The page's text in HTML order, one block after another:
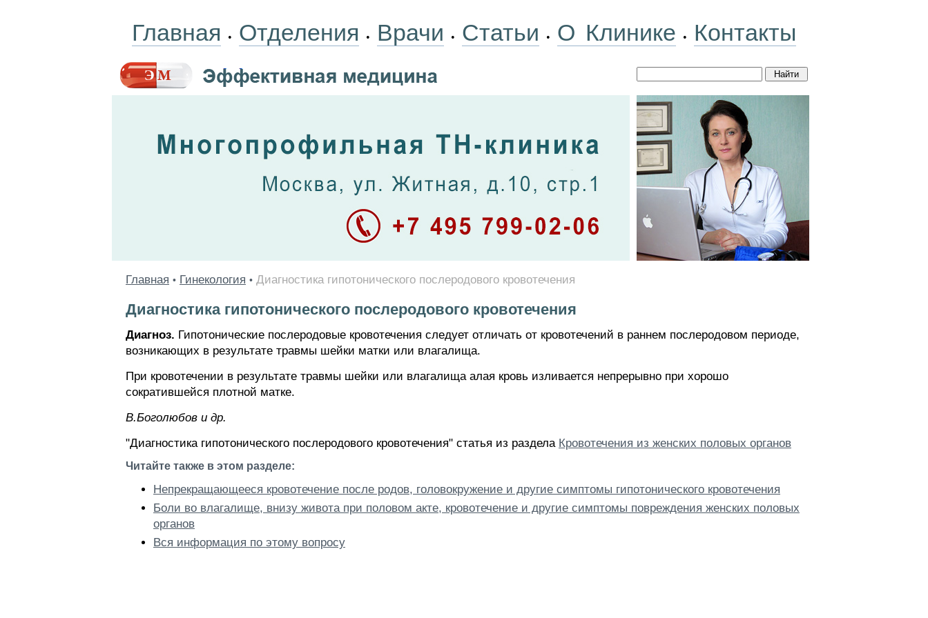
Главная • Отделения • Врачи • Статьи • О Клинике • Контакты
Главная • Гинекология • Диагностика гипотонического послеродового кровотечения
Диагностика гипотонического послеродового кровотечения
Диагноз. Гипотонические послеродовые кровотечения следует отличать от кровотечений в раннем послеродовом периоде,
возникающих в результате травмы шейки матки или влагалища.
При кровотечении в результате травмы шейки или влагалища алая кровь изливается непрерывно при хорошо
сократившейся плотной матке.
В.Боголюбов и др.
"Диагностика гипотонического послеродового кровотечения" статья из раздела Кровотечения из женских половых органов
Читайте также в этом разделе:
Непрекращающееся кровотечение после родов, головокружение и другие симптомы гипотонического кровотечения
Боли во влагалище, внизу живота при половом акте, кровотечение и другие симптомы повреждения женских половых
органов
Вся информация по этому вопросу